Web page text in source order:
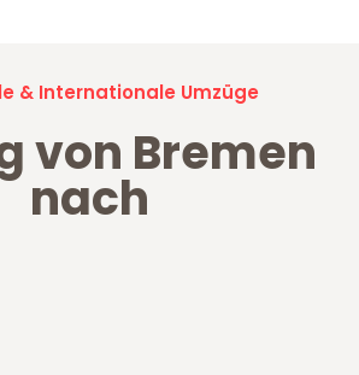
& Internationale Umzüge
von Bremen
nach